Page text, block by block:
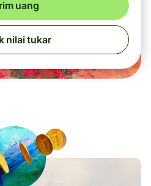
uang
nilai tukar